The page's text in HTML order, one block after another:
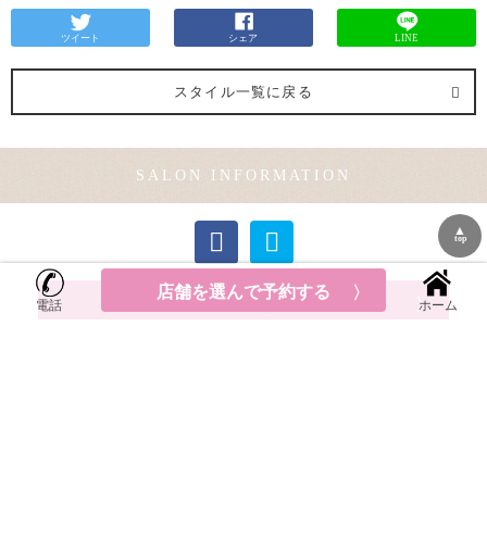
ツイート シェア LINE
スタイル一覧に戻る
SALON INFORMATION
各店舗の予約はこちら
▲
top
今日
08/08
明日
08/09
土曜
08/15
電話
店舗を選んで予約する
ホーム